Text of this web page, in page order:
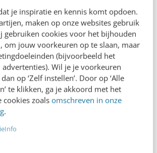
je inspiratie en kennis komt opdoen.
maken op onze websites gebruik
gebruiken cookies voor het bijhouden
om jouw voorkeuren op te slaan, maar
(bijvoorbeeld het
Wil je je voorkeuren
op ‘Zelf instellen’. Door op ‘Alle
te klikken, ga je akkoord met het
cookies zoals omschreven in onze
.